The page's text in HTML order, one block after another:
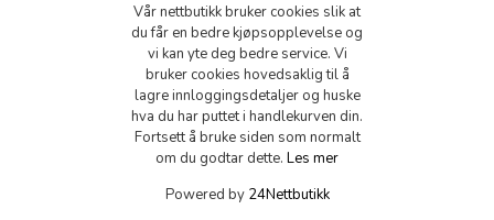
Vår nettbutikk bruker cookies slik at
du får en bedre kjøpsopplevelse og
vi kan yte deg bedre service. Vi
bruker cookies hovedsaklig til å
lagre innloggingsdetaljer og huske
hva du har puttet i handlekurven din.
Fortsett å bruke siden som normalt
om du godtar dette. Les mer
Powered by 24Nettbutikk